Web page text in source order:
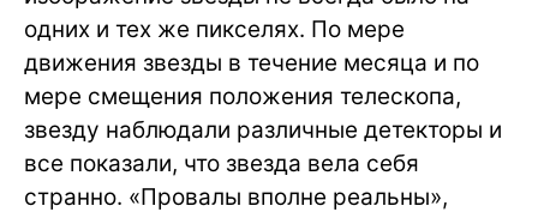
одних и тех же пикселях. По мере
движения звезды в течение месяца и по
мере смещения положения телескопа,
звезду наблюдали различные детекторы и
все показали, что звезда вела себя
странно. «Провалы вполне реальны»,